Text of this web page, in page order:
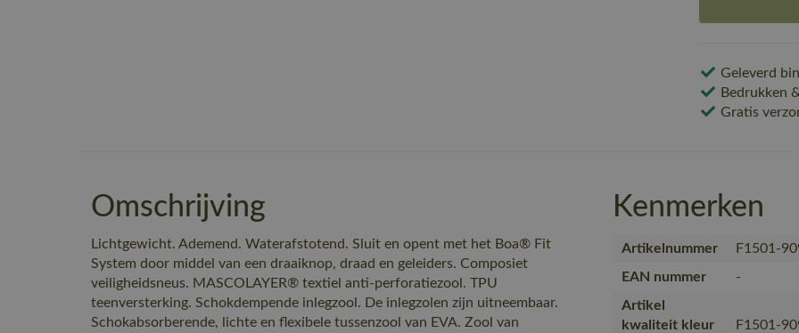
Geleverd
Bedrukken
Gratis
Omschrijving
Lichtgewicht. Ademend. Waterafstotend. Sluit en opent met het Boa® Fit
System door middel van een draaiknop, draad en geleiders. Composiet
veiligheidsneus. MASCOLAYER® textiel anti-perforatiezool. TPU
teenversterking. Schokdempende inlegzool. De inlegzolen zijn uitneembaar.
Schokabsorberende, lichte en flexibele tussenzool van EVA. Zool van
Kenmerken
Artikelnummer
F1501-
EAN nummer
-
Artikel
kwaliteit kleur
F1501-